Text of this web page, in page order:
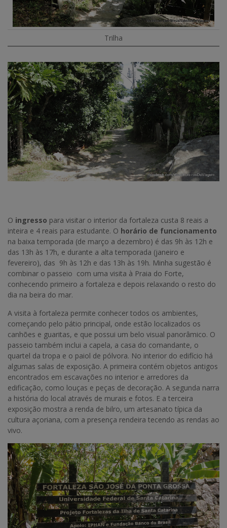
Trilha
O ingresso para visitar o interior da fortaleza custa 8 reais a
inteira e 4 reais para estudante. O horário de funcionamento
na baixa temporada (de março a dezembro) é das 9h às 12h e
das 13h às 17h, e durante a alta temporada (janeiro e
fevereiro), das 9h às 12h e das 13h às 19h. Minha sugestão é
combinar o passeio com uma visita à Praia do Forte,
conhecendo primeiro a fortaleza e depois relaxando o resto do
dia na beira do mar.
A visita à fortaleza permite conhecer todos os ambientes,
começando pelo pátio principal, onde estão localizados os
canhões e guaritas, e que possui um belo visual panorâmico. O
passeio também inclui a capela, a casa do comandante, o
quartel da tropa e o paiol de pólvora. No interior do edifício há
algumas salas de exposição. A primeira contém objetos antigos
encontrados em escavações no interior e arredores da
edificação, como louças e peças de decoração. A segunda narra
a história do local através de murais e fotos. E a terceira
exposição mostra a renda de bilro, um artesanato típica da
cultura açoriana, com a presença rendeira tecendo as rendas ao
vivo.